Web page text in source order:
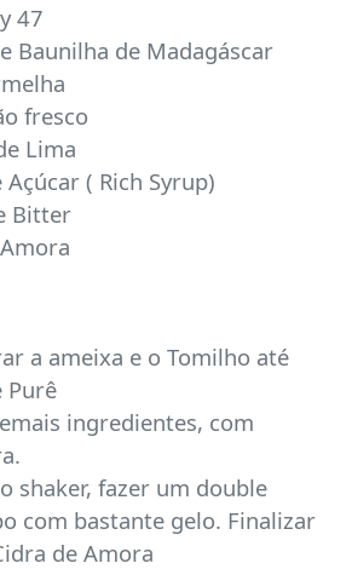
47
Baunilha de Madagáscar
fresco
Lima
( Rich Syrup)
Bitter
a ameixa e o Tomilho até
Purê
ingredientes, com
shaker, fazer um double
com bastante gelo. Finalizar
de Amora